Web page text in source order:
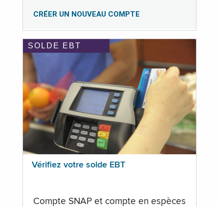
CRÉER UN NOUVEAU COMPTE
SOLDE EBT
Vérifiez votre solde EBT
Compte SNAP et compte en espèces